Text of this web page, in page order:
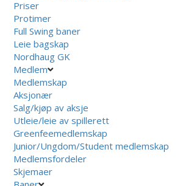
Priser
Protimer
Full Swing baner
Leie bagskap
Nordhaug GK
Medlem
Medlemskap
Aksjonær
Salg/kjøp av aksje
Utleie/leie av spillerett
Greenfeemedlemskap
Junior/Ungdom/Student medlemskap
Medlemsfordeler
Skjemaer